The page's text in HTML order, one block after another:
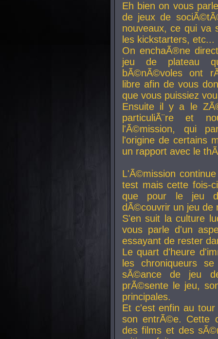
Eh bien on vous
de jeux de
nouveaux, ce qui va
les kickstarters, etc...
On enchaÃ®ne
jeu de plateau
bÃ©nÃ©voles ont
libre afin de vous
que vous puissiez
Ensuite il y a le
particuliÃ¨re et
l'Ã©mission, qui
l'origine de certains
un rapport avec le
L'Ã©mission
test mais cette fois-
que pour le jeu
dÃ©couvrir un jeu de
S'en suit la culture
vous parle d'un
essayant de rester
Le quart d'heure
les chroniqueurs
sÃ©ance de jeu
prÃ©sente le jeu,
principales.
Et c'est enfin au
son entrÃ©e. Cette
des films et des